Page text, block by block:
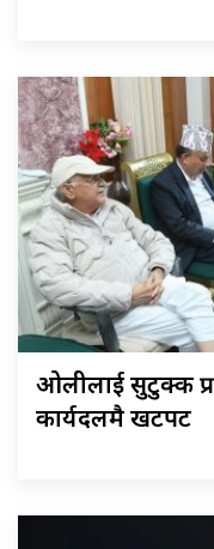
ओलीलाई सुटुक्क
कार्यदलमै खटपट